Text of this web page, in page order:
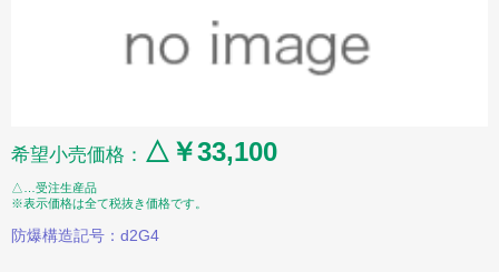
希望小売価格： △￥33,100
△…受注生産品
※表示価格は全て税抜き価格です。
防爆構造記号：d2G4